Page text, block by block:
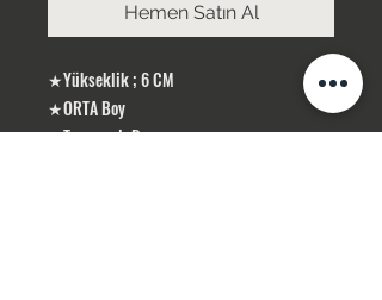
Hemen Satın Al
★Yükseklik ; 6 CM
★ORTA Boy
★Taş rengi; Beyaz